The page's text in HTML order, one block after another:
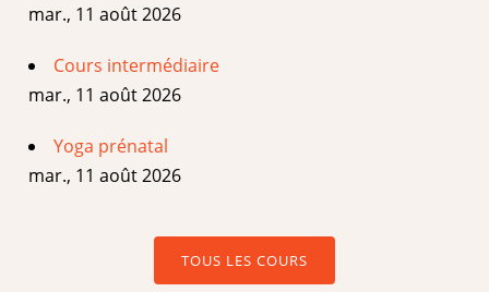
mar., 11 août 2026
Cours intermédiaire
mar., 11 août 2026
Yoga prénatal
mar., 11 août 2026
TOUS LES COURS